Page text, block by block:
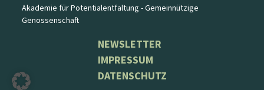
Akademie für Potentialentfaltung - Gemeinnützige
Genossenschaft
NEWSLETTER
IMPRESSUM
DATENSCHUTZ